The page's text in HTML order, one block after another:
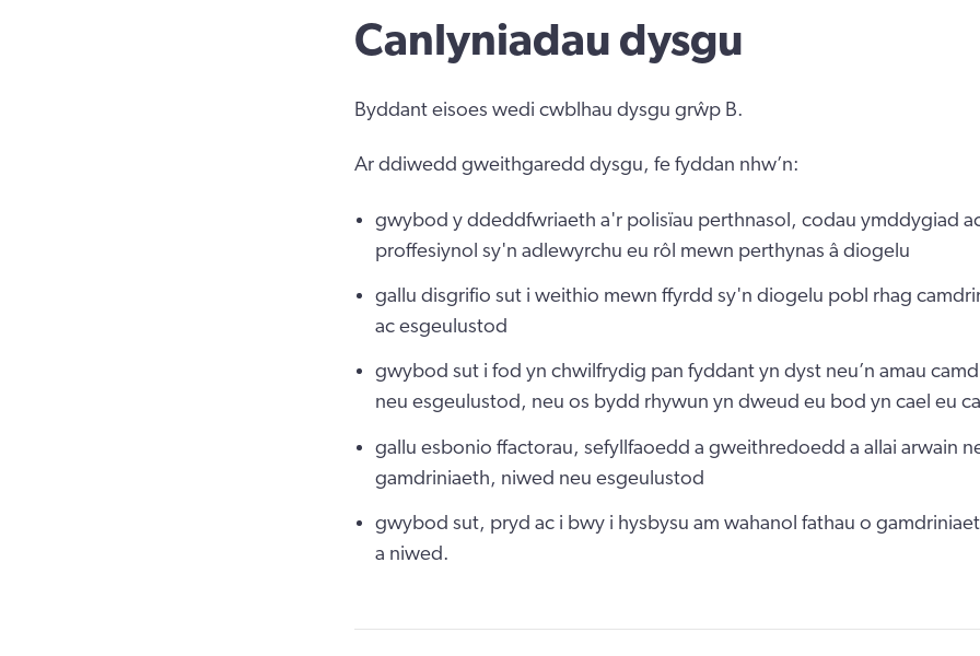
Canlyniadau dysgu
Byddant eisoes wedi cwblhau dysgu grŵp B.
Ar ddiwedd gweithgaredd dysgu, fe fyddan nhw’n:
gwybod y ddeddfwriaeth a'r polisïau perthnasol, codau ymddygiad
proffesiynol sy'n adlewyrchu eu rôl mewn perthynas â diogelu
gallu disgrifio sut i weithio mewn ffyrdd sy'n diogelu pobl rhag
ac esgeulustod
gwybod sut i fod yn chwilfrydig pan fyddant yn dyst neu’n amau
neu esgeulustod, neu os bydd rhywun yn dweud eu bod yn cael eu
gallu esbonio ffactorau, sefyllfaoedd a gweithredoedd a allai arwain
gamdriniaeth, niwed neu esgeulustod
gwybod sut, pryd ac i bwy i hysbysu am wahanol fathau o
a niwed.